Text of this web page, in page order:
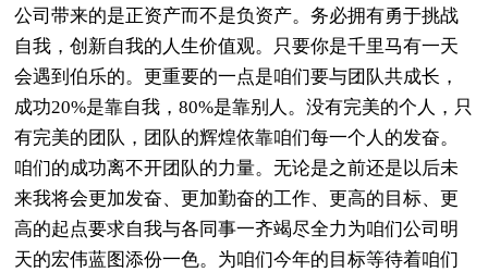
公司带来的是正资产而不是负资产。务必拥有勇于挑战
自我，创新自我的人生价值观。只要你是千里马有一天
会遇到伯乐的。更重要的一点是咱们要与团队共成长，
成功20%是靠自我，80%是靠别人。没有完美的个人，只
有完美的团队，团队的辉煌依靠咱们每一个人的发奋。
咱们的成功离不开团队的力量。无论是之前还是以后未
来我将会更加发奋、更加勤奋的工作、更高的目标、更
高的起点要求自我与各同事一齐竭尽全力为咱们公司明
天的宏伟蓝图添份一色。为咱们今年的目标等待着咱们